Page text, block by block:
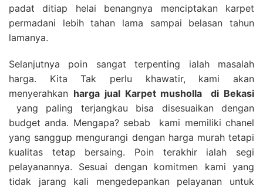
padat ditiap helai benangnya menciptakan karpet
permadani lebih tahan lama sampai belasan tahun
lamanya.
Selanjutnya poin sangat terpenting ialah masalah
harga. Kita Tak perlu khawatir, kami akan
menyerahkan harga jual Karpet musholla
di Bekasi
yang paling terjangkau bisa disesuaikan dengan
budget anda. Mengapa? sebab kami memiliki chanel
yang sanggup mengurangi dengan harga murah tetapi
kualitas tetap bersaing. Poin terakhir ialah segi
pelayanannya. Sesuai dengan komitmen kami yang
tidak jarang kali mengedepankan pelayanan untuk